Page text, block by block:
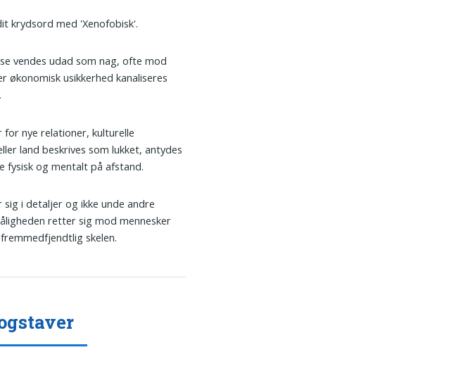
krydsord med 'Xenofobisk'.
vendes udad som nag, ofte mod
økonomisk usikkerhed kanaliseres
for nye relationer, kulturelle
land beskrives som lukket, antydes
fysisk og mentalt på afstand.
i detaljer og ikke unde andre
retter sig mod mennesker
skelen.